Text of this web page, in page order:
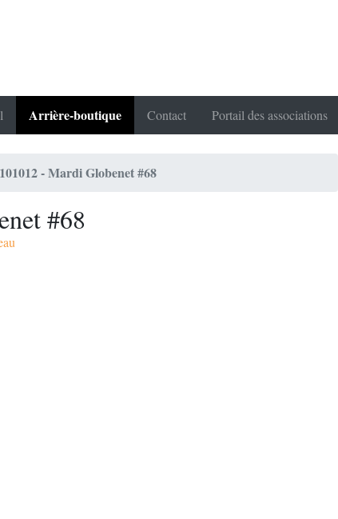
Arrière-boutique Contact Portail des associations
- Mardi Globenet #68
#68